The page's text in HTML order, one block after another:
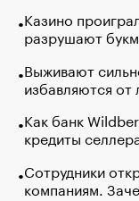
Казино
разрушают
Выживают
избавляются от
Как банк
кредиты
Сотрудники
компаниям.